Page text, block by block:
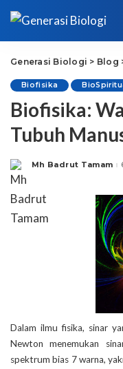
Generasi Biologi > Blog
Biofisika
Biofisika:
Tubuh
Posted
Mh Badrut Tamam
Dalam ilmu fisika, sinar
Newton menemukan
spektrum bias 7 warna,